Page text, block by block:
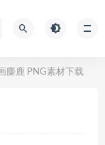
麋鹿 PNG素材下载